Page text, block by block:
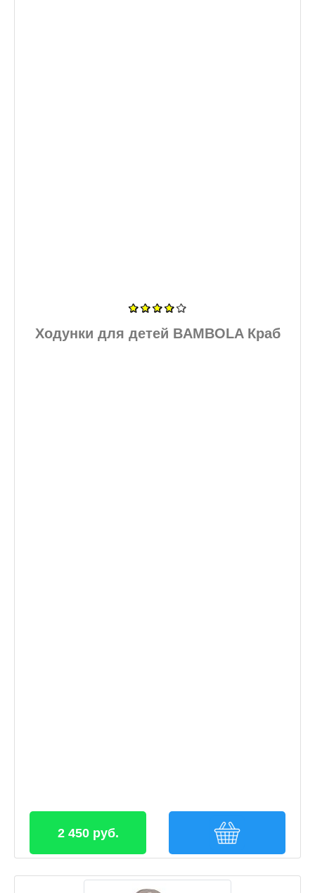
Ходунки для детей BAMBOLA Краб
2 450 руб.